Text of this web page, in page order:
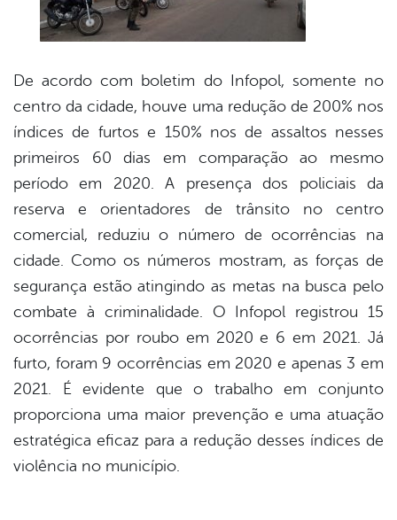
De acordo com boletim do Infopol, somente no
centro da cidade, houve uma redução de 200% nos
índices de furtos e 150% nos de assaltos nesses
primeiros 60 dias em comparação ao mesmo
período em 2020. A presença dos policiais da
reserva e orientadores de trânsito no centro
comercial, reduziu o número de ocorrências na
cidade. Como os números mostram, as forças de
segurança estão atingindo as metas na busca pelo
combate à criminalidade. O Infopol registrou 15
ocorrências por roubo em 2020 e 6 em 2021. Já
furto, foram 9 ocorrências em 2020 e apenas 3 em
2021. É evidente que o trabalho em conjunto
proporciona uma maior prevenção e uma atuação
estratégica eficaz para a redução desses índices de
violência no município.